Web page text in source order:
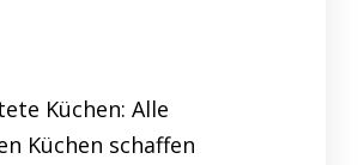
Küchen: Alle
Küchen schaffen